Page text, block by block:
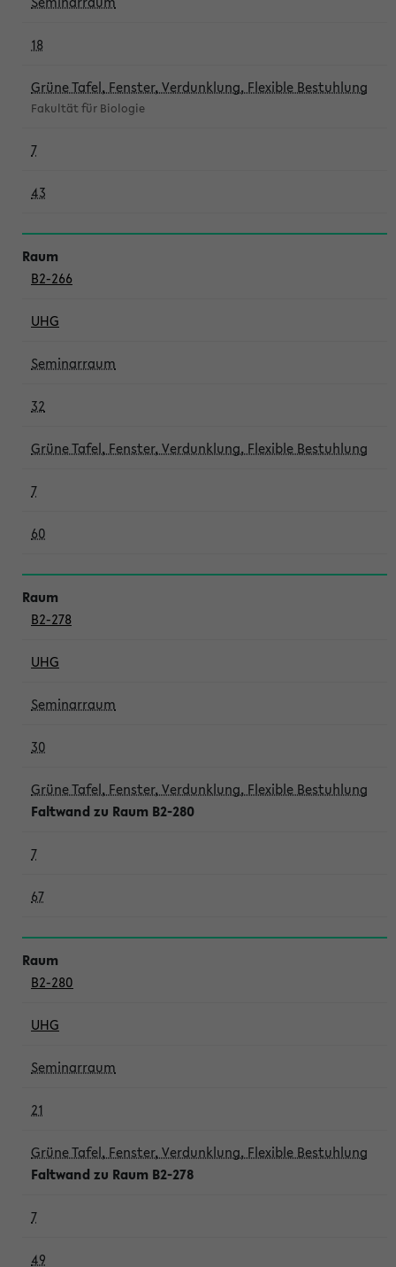
18
Grüne Tafel, Fenster, Verdunklung, Flexible Bestuhlung
Fakultät für Biologie
7
43
B2-266
UHG
Seminarraum
32
Grüne Tafel, Fenster, Verdunklung, Flexible Bestuhlung
7
60
B2-278
UHG
Seminarraum
30
Grüne Tafel, Fenster, Verdunklung, Flexible Bestuhlung
Faltwand zu Raum B2-280
7
67
B2-280
UHG
Seminarraum
21
Grüne Tafel, Fenster, Verdunklung, Flexible Bestuhlung
Faltwand zu Raum B2-278
7
49